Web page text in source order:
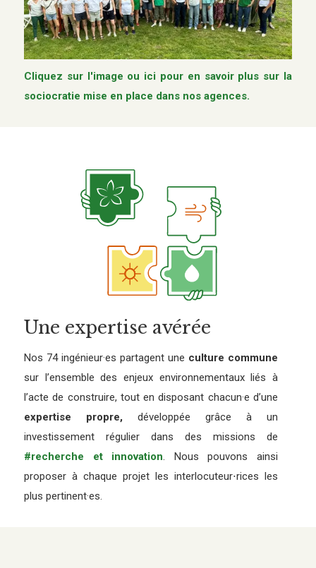
Cliquez sur l'image ou ici pour en savoir plus sur la
sociocratie mise en place dans nos agences.
Une expertise avérée
Nos 74 ingénieur·es partagent une culture commune
sur l’ensemble des enjeux environnementaux liés à
l’acte de construire, tout en disposant chacun·e d’une
expertise propre, développée grâce à un
investissement régulier dans des missions de
#recherche et innovation. Nous pouvons ainsi
proposer à chaque projet les interlocuteur⋅rices les
plus pertinent·es.